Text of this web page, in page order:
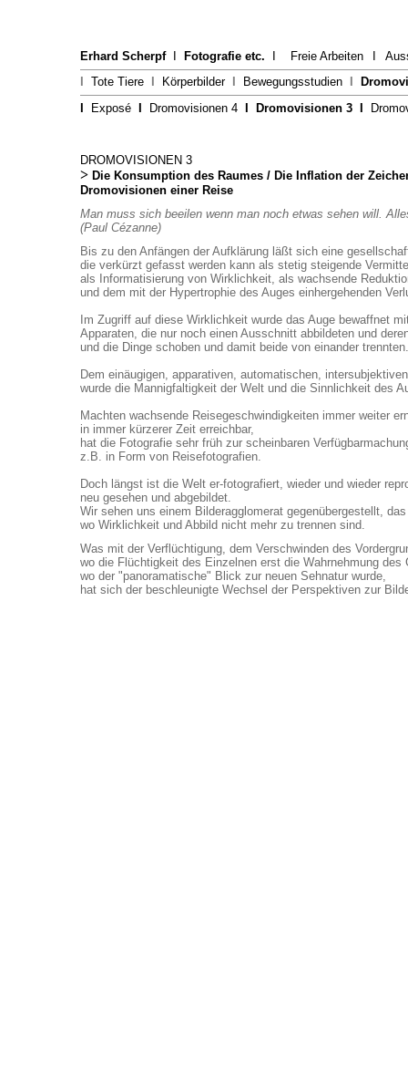
Erhard Scherpf Fotografie etc. Freie Arbeiten
Tote Tiere Körperbilder Bewegungsstudien
Exposé Dromovisionen 4 Dromovisionen 3
DROMOVISIONEN 3
> Die Konsumption des Raumes / Die Inflation der
Dromovisionen einer Reise
Man muss sich beeilen wenn man noch etwas sehen will.
(Paul Cézanne)
Bis zu den Anfängen der Aufklärung läßt sich eine
die verkürzt gefasst werden kann als stetig steigende
als Informatisierung von Wirklichkeit, als wachsende
und dem mit der Hypertrophie des Auges einhergehenden
Im Zugriff auf diese Wirklichkeit wurde das Auge bewaffnet
Apparaten, die nur noch einen Ausschnitt abbildeten und
und die Dinge schoben und damit beide von einander trennten.
Dem einäugigen, apparativen, automatischen,
wurde die Mannigfaltigkeit der Welt und die Sinnlichkeit des
Machten wachsende Reisegeschwindigkeiten immer weiter
in immer kürzerer Zeit erreichbar,
hat die Fotografie sehr früh zur scheinbaren
z.B. in Form von Reisefotografien.
Doch längst ist die Welt er-fotografiert, wieder und wieder
neu gesehen und abgebildet.
Wir sehen uns einem Bilderagglomerat gegenübergestellt,
wo Wirklichkeit und Abbild nicht mehr zu trennen sind.
Was mit der Verflüchtigung, dem Verschwinden des
wo die Flüchtigkeit des Einzelnen erst die Wahrnehmung des
wo der "panoramatische" Blick zur neuen Sehnatur wurde,
hat sich der beschleunigte Wechsel der Perspektiven zur